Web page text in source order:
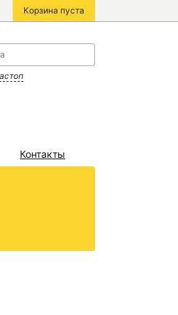
Корзина пуста
Контакты